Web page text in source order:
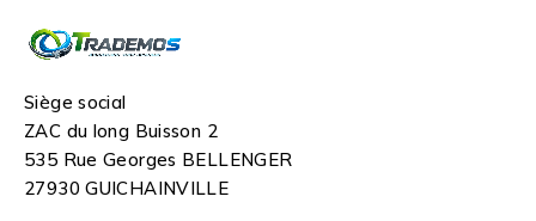
Siège social
ZAC du long Buisson 2
535 Rue Georges BELLENGER
27930 GUICHAINVILLE